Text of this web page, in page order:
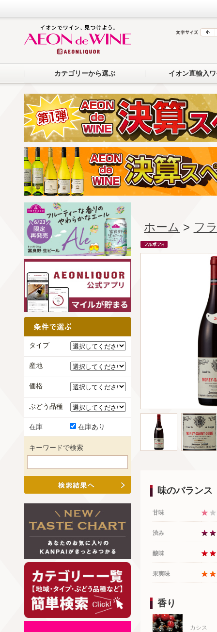
カテゴリーから選ぶ イオン直輸入
ホーム > フ
味のバランス
甘味
渋み
酸味
果実味
香り
カシス
タイプ
産地
価格
ぶどう品種
在庫 在庫あり
キーワードで検索